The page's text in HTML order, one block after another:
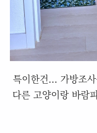
특이한건... 가방조
다른 고양이랑 바람